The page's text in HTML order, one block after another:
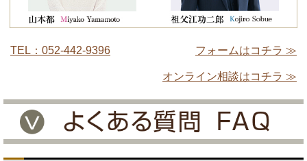
TEL：052-442-9396 フォームはコチラ ≫
オンライン相談はコチラ ≫